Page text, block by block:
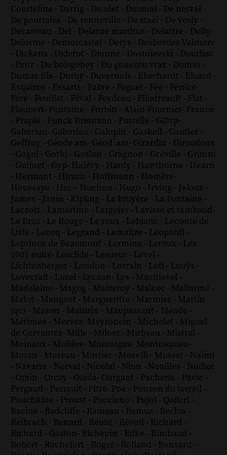
Courteline - Darrig - Daudet - Daumal - De nerval -
De pourtalès - De renneville - De staël - De vesly -
Decarreau - Del - Delarue mardrus - Delattre - Delly-
Delorme - Demercastel - Derys - Desbordes Valmore
- Dickens - Diderot - Dionne - Dostoïevski - Dourliac
- Droz - Du boisgobey - Du gouezou vraz - Dumas -
Dumas fils - Duruy - Duvernois - Eberhardt - Eluard -
Esquiros - Essarts - Fabre - Faguet - Fée - Fénice-
Féré - Feuillet - Féval - Feydeau - Filiatreault - Flat -
Flaubert- Fontaine - Forbin - Alain-Fournier- France
- Frapié - Funck Brentano - Futrelle - G@rp-
Gaboriau- Gaboriau - Galopin - Gaskell - Gautier -
Geffroy - Géode am- Géod´am- Girardin - Giraudoux
- Gogol - Gorki - Gozlan - Gragnon - Gréville - Grimm
- Guimet - Gyp- Halévy - Hardy - Hawthorne - Hearn
- Hermant - Hirsch - Hoffmann - Homère-
Houssaye - Huc - Huchon - Hugo - Irving - Jaloux -
James - Janin - Kipling - La bruyère - La Fontaine -
Lacroix - Lamartine - Larguier - Lavisse et rambaud-
Le Braz - Le Rouge - Le roux - Leblanc - Leconte de
Lisle - Lecoq - Legrand - Lemaître - Leopardi -
Leprince de Beaumont - Lermina - Leroux - Les
1001 nuits- Lesclide - Lesueur - Level -
Lichtenberger - London - Lorrain - Loti - Louÿs -
Lovecraft - Luzel - Lycaon- Lys - Machiavel -
Madeleine - Magog - Maizeroy - Malcor - Mallarmé -
Malot - Mangeot - Margueritte - Marmier - Martin
(qc) - Mason - Maturin - Maupassant - Meade -
Mérimée - Mervez- Meyronein - Michelet - Miguel
de Cervantes- Mille - Milosz - Mirbeau - Mistral -
Moinaux - Molière- Montaigne- Montesquieu-
Moran - Moreau - Mortier - Moselli - Musset - Naïmi
- Navarre - Nerval - Nicolaï - Nion - Noailles - Nodier
- Orain - Orczy - Ouida- Ourgant - Pacherie - Pavie -
Pergaud - Perrault - Pitre- Poe - Ponson du terrail -
Pouchkine - Proust - Pucciano - Pujol - Qaderi -
Racine - Radcliffe - Rameau - Ramuz - Reclus -
Reibrach - Renard - Reuzé - Révoil - Richard -
Richard - Gaston- Richepin - Rilke - Rimbaud -
Robert - Rochefort - Roger - Rolland - Ronsard -